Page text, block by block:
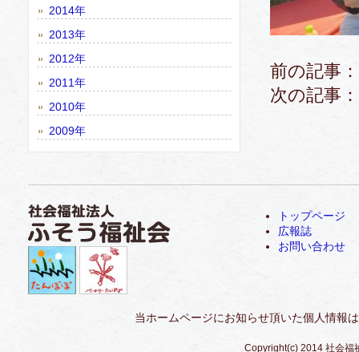
前の記事
次の記事
2014年
2013年
2012年
2011年
2010年
2009年
トップページ
広報誌
お問い合わせ
当ホームページにお知らせ頂いた個人情報
Copyright(c) 2014 社会